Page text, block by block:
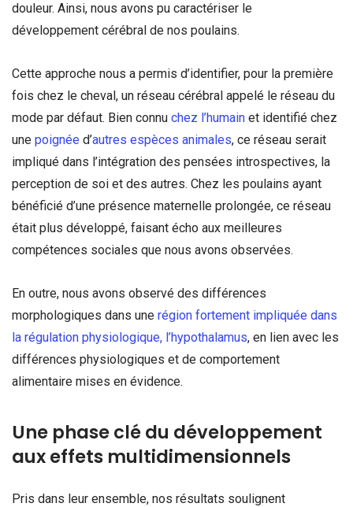
douleur. Ainsi, nous avons pu caractériser le
développement cérébral de nos poulains.
Cette approche nous a permis d’identifier, pour la première
fois chez le cheval, un réseau cérébral appelé le réseau du
mode par défaut. Bien connu chez l’humain et identifié chez
une poignée d’autres espèces animales, ce réseau serait
impliqué dans l’intégration des pensées introspectives, la
perception de soi et des autres. Chez les poulains ayant
bénéficié d’une présence maternelle prolongée, ce réseau
était plus développé, faisant écho aux meilleures
compétences sociales que nous avons observées.
En outre, nous avons observé des différences
morphologiques dans une région fortement impliquée dans
la régulation physiologique, l’hypothalamus, en lien avec les
différences physiologiques et de comportement
alimentaire mises en évidence.
Une phase clé du développement
aux effets multidimensionnels
Pris dans leur ensemble, nos résultats soulignent